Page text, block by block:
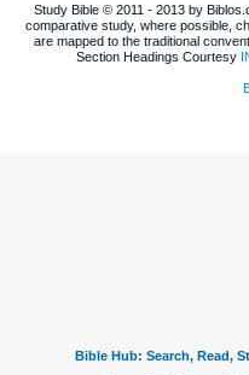
Study Bible © 2011 - 2013 by
comparative study, where possible,
are mapped to the traditional
Section Headings Courtesy